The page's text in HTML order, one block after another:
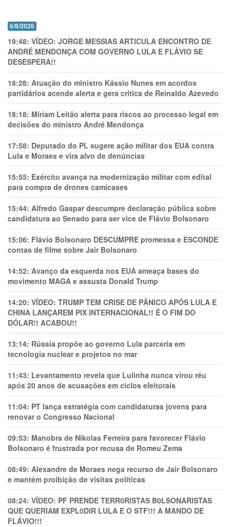
6/8/2026
19:48: VÍDEO: JORGE MESSIAS ARTICULA ENCONTRO DE
ANDRÉ MENDONÇA COM GOVERNO LULA E FLÁVIO SE
DESESPERA!!
18:28: Atuação do ministro Kássio Nunes em acordos
partidários acende alerta e gera crítica de Reinaldo Azevedo
18:18: Míriam Leitão alerta para riscos ao processo legal em
decisões do ministro André Mendonça
17:58: Deputado do PL sugere ação militar dos EUA contra
Lula e Moraes e vira alvo de denúncias
15:55: Exército avança na modernização militar com edital
para compra de drones camicases
15:44: Alfredo Gaspar descumpre declaração pública sobre
candidatura ao Senado para ser vice de Flávio Bolsonaro
15:06: Flávio Bolsonaro DESCUMPRE promessa e ESCONDE
contas de filme sobre Jair Bolsonaro
14:52: Avanço da esquerda nos EUA ameaça bases do
movimento MAGA e assusta Donald Trump
14:20: VÍDEO: TRUMP TEM CRlSE DE PÂNlCO APÓS LULA E
CHINA LANÇAREM PIX INTERNACIONAL!! É O FIM DO
DÓLAR!! ACABOU!!
13:14: Rússia propõe ao governo Lula parceria em
tecnologia nuclear e projetos no mar
11:43: Levantamento revela que Lulinha nunca virou réu
após 20 anos de acusações em ciclos eleitorais
11:04: PT lança estratégia com candidaturas jovens para
renovar o Congresso Nacional
09:53: Manobra de Nikolas Ferreira para favorecer Flávio
Bolsonaro é frustrada por recusa de Romeu Zema
08:49: Alexandre de Moraes nega recurso de Jair Bolsonaro
e mantém proibição de visitas políticas
08:24: VÍDEO: PF PRENDE TERR0RlSTAS B0LSONARlSTAS
QUE QUERIAM EXPL0DlR LULA E O STF!!! A MANDO DE
FLÁVIO!!!